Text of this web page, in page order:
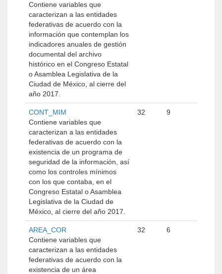
Contiene variables que
caracterizan a las entidades
federativas de acuerdo con la
información que contemplan los
indicadores anuales de gestión
documental del archivo
histórico en el Congreso Estatal
o Asamblea Legislativa de la
Ciudad de México, al cierre del
año 2017.
CONT_MIM
Contiene variables que
caracterizan a las entidades
federativas de acuerdo con la
existencia de un programa de
seguridad de la información, así
como los controles mínimos
con los que contaba, en el
Congreso Estatal o Asamblea
Legislativa de la Ciudad de
México, al cierre del año 2017.
32 9
AREA_COR
Contiene variables que
caracterizan a las entidades
federativas de acuerdo con la
existencia de un área
32 6